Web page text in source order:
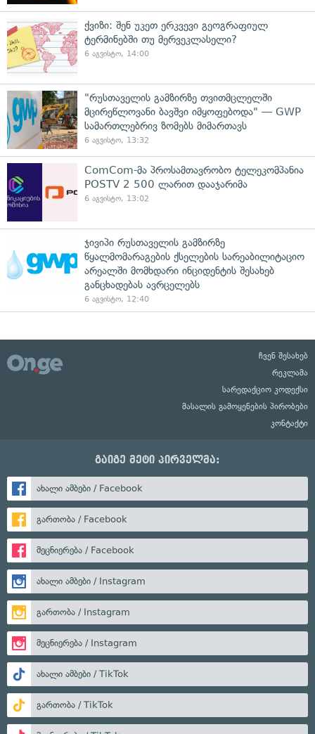
ქვიზი: შენ უკეთ ერკვევი გეოგრაფიულ
ტერმინებში თუ მერვეკლასელი?
6 აგვისტო, 14:00
"რუსთაველის გამზირზე თვითმცლელში
მცირეწლოვანი ბავშვი იმყოფებოდა" — GWP
სამართლებრივ ზომებს მიმართავს
6 აგვისტო, 13:32
ComCom-მა პროსამთავრობო ტელეკომპანია
POSTV 2 500 ლარით დააჯარიმა
6 აგვისტო, 13:02
ჯივიპი რუსთაველის გამზირზე
წყალმომარაგების ქსელების სარეაბილიტაციო
არეალში მომხდარი ინციდენტის შესახებ
განცხადებას ავრცელებს
6 აგვისტო, 12:40
ჩვენ შესახებ
რეკლამა
სარედაქციო კოდექსი
მასალის გამოყენების პირობები
კონტაქტი
გაიგე მეტი პირველმა:
ახალი ამბები / Facebook
გართობა / Facebook
მეცნიერება / Facebook
ახალი ამბები / Instagram
გართობა / Instagram
მეცნიერება / Instagram
ახალი ამბები / TikTok
გართობა / TikTok